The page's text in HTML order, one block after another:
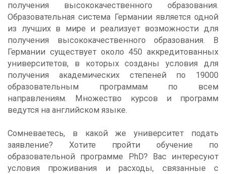
получения высококачественного образования.
Образовательная система Германии является одной
из лучших в мире и реализует возможности для
получения высококачественного образования. В
Германии существует около 450 аккредитованных
университетов, в которых созданы условия для
получения академических степеней по 19000
образовательным программам по всем
направлениям. Множество курсов и программ
ведутся на английском языке.
Сомневаетесь, в какой же университет подать
заявление? Хотите пройти обучение по
образовательной программе PhD? Вас интересуют
условия проживания и расходы, связанные с